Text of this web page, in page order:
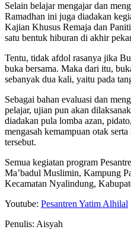
Selain belajar mengajar dan
Ramadhan ini juga diadakan
Kajian Khusus Remaja dan
satu bentuk hiburan di akhir
Tentu, tidak afdol rasanya jika
buka bersama. Maka dari itu,
sebanyak dua kali, yaitu pada
Sebagai bahan evaluasi dan
pelajar, ujian pun akan
diadakan pula lomba azan,
mengasah kemampuan otak
tersebut.
Semua kegiatan program
Ma’badul Muslimin, Kampung
Kecamatan Nyalindung,
Youtube: Pesantren Yatim Alhilal
Penulis: Aisyah